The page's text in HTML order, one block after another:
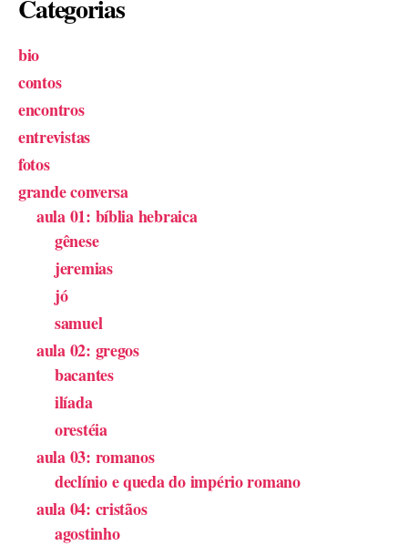
Categorias
bio
contos
encontros
entrevistas
fotos
grande conversa
aula 01: bíblia hebraica
gênese
jeremias
jó
samuel
aula 02: gregos
bacantes
ilíada
orestéia
aula 03: romanos
declínio e queda do império romano
aula 04: cristãos
agostinho